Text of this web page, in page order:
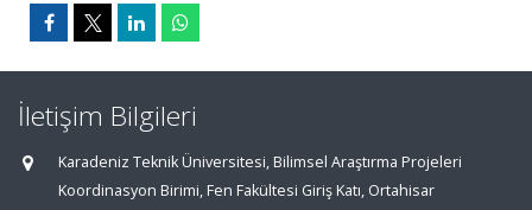
İletişim Bilgileri
Karadeniz Teknik Üniversitesi, Bilimsel Araştırma Projeleri
Koordinasyon Birimi, Fen Fakültesi Giriş Katı, Ortahisar